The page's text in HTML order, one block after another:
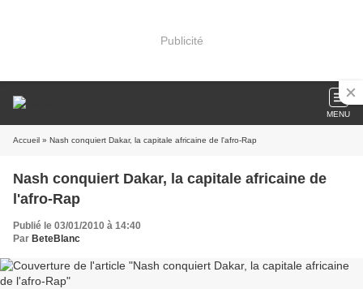
Publicité
MENU
Accueil » Nash conquiert Dakar, la capitale africaine de l'afro-Rap
Nash conquiert Dakar, la capitale africaine de
l'afro-Rap
Publié le 03/01/2010 à 14:40
Par BeteBlanc